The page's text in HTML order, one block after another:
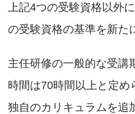
上記4つの受験資格以外
の受験資格の基準を新た
主任研修の一般的な受講
時間は70時間以上と定
独自のカリキュラムを追